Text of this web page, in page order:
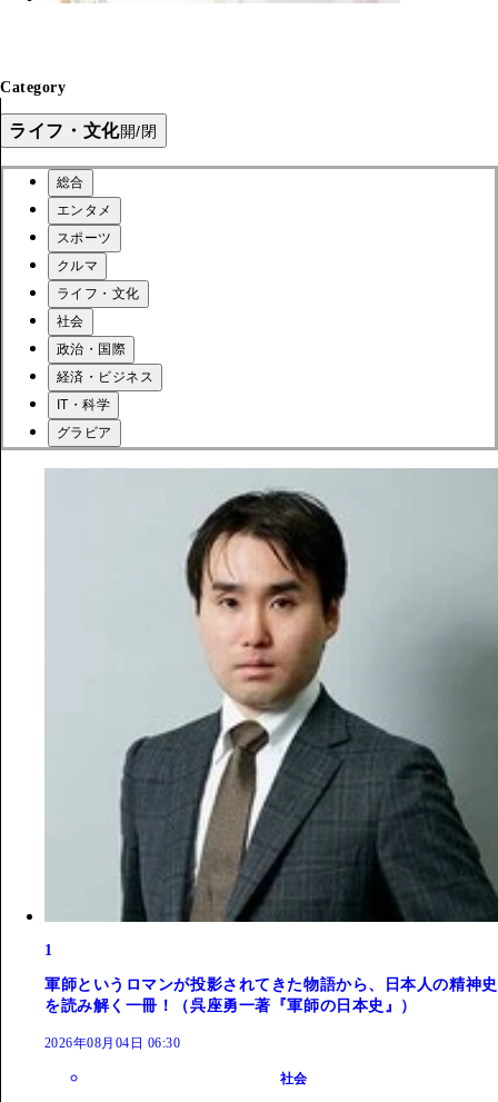
Category
ライフ・文化開/閉
総合
エンタメ
スポーツ
クルマ
ライフ・文化
社会
政治・国際
経済・ビジネス
IT・科学
グラビア
1
軍師というロマンが投影されてきた物語から、日本人の精神史
を読み解く一冊！（呉座勇一著『軍師の日本史』）
2026年08月04日 06:30
社会